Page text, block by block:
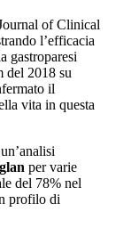
of Clinical
l’efficacia
gastroparesi
del 2018 su
il
vita in questa
per varie
del 78% nel
profilo di